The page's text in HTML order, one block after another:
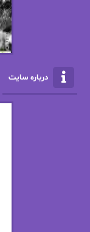
الناز محمدی
درباره سایت